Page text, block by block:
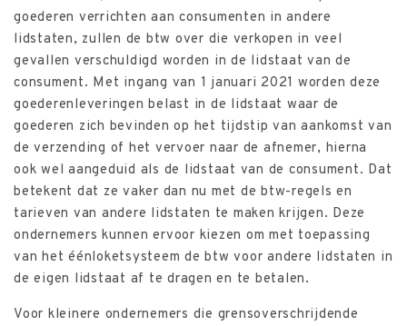
goederen verrichten aan consumenten in andere
lidstaten, zullen de btw over die verkopen in veel
gevallen verschuldigd worden in de lidstaat van de
consument. Met ingang van 1 januari 2021 worden deze
goederenleveringen belast in de lidstaat waar de
goederen zich bevinden op het tijdstip van aankomst van
de verzending of het vervoer naar de afnemer, hierna
ook wel aangeduid als de lidstaat van de consument. Dat
betekent dat ze vaker dan nu met de btw-regels en
tarieven van andere lidstaten te maken krijgen. Deze
ondernemers kunnen ervoor kiezen om met toepassing
van het éénloketsysteem de btw voor andere lidstaten in
de eigen lidstaat af te dragen en te betalen.
Voor kleinere ondernemers die grensoverschrijdende